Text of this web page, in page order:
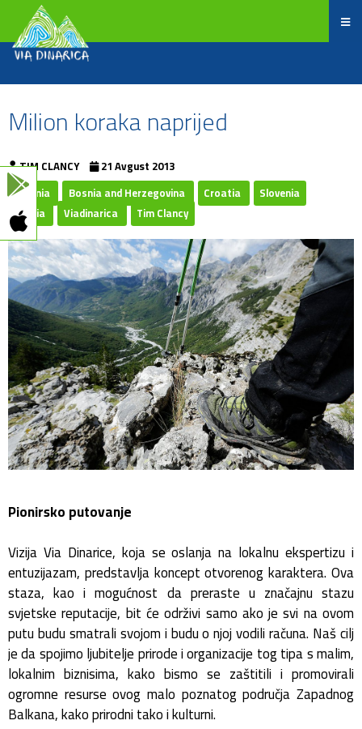
Milion koraka naprijed
TIM CLANCY
21 Avgust 2013
Albania
Bosnia and Herzegovina Croatia
Slovenia
Serbia
Viadinarica Tim Clancy
Pionirsko putovanje
Vizija Via Dinarice, koja se oslanja na lokalnu ekspertizu i
entuzijazam, predstavlja koncept otvorenog karaktera. Ova
staza, kao i mogućnost da preraste u značajnu stazu
svjetske reputacije, bit će održivi samo ako je svi na ovom
putu budu smatrali svojom i budu o njoj vodili računa. Naš cilj
je da spojimo ljubitelje prirode i organizacije tog tipa s malim,
lokalnim biznisima, kako bismo se zaštitili i promovirali
ogromne resurse ovog malo poznatog područja Zapadnog
Balkana, kako prirodni tako i kulturni.